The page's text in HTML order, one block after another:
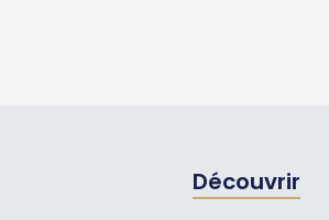
Découvrir